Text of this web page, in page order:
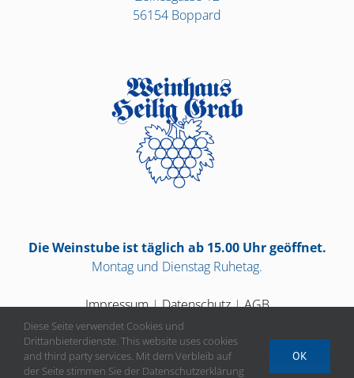
56154 Boppard
Die Weinstube ist täglich ab 15.00 Uhr geöffnet.
Montag und Dienstag Ruhetag.
Impressum|Datenschutz|AGB
Diese Seite verwendet Cookies und
Drittanbieterdienste. This website uses cookies
and third party services. Mit dem Verbleib auf
der Seite stimmen Sie der Datenschutzerklärung
OK